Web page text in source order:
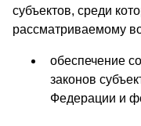
субъектов, среди
рассматриваемому
обеспечение
законов
Федерации и